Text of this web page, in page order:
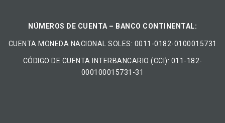
NÚMEROS DE CUENTA – BANCO CONTINENTAL:
CUENTA MONEDA NACIONAL​ ​SOLES​: 0011-0182-0100015731
CÓDIGO DE CUENTA INTERBANCARIO (CCI): 011-182-
000100015731-31